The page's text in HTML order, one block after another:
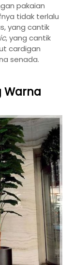
pakaian
tidak terlalu
yang cantik
, yang cantik
cardigan
senada.
Warna